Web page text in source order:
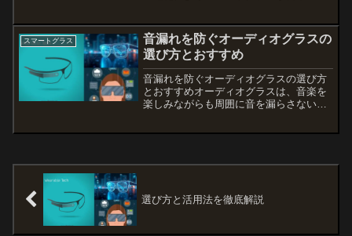
スを選ぶことは、AR体験や日常の便利さ
を大きく左...
スマートグラス
音漏れを防ぐオーディオグラスの
選び方とおすすめ
音漏れを防ぐオーディオグラスの選び方
とおすすめオーディオグラスは、音楽を
楽しみながらも周囲に音を漏らさない便
選び方と活用法を徹底解説